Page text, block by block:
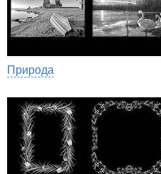
Природа